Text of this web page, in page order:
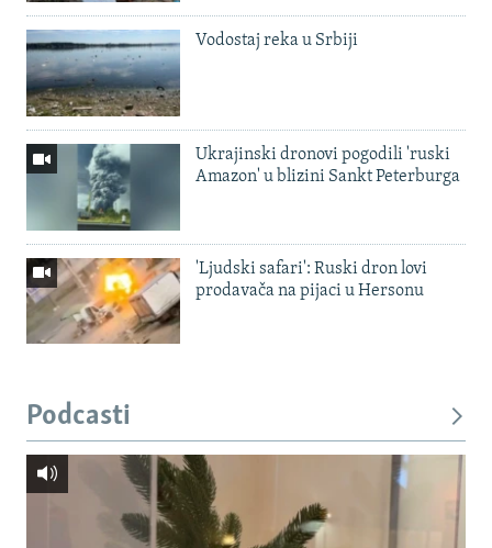
Vodostaj reka u Srbiji
Ukrajinski dronovi pogodili 'ruski
Amazon' u blizini Sankt Peterburga
'Ljudski safari': Ruski dron lovi
prodavača na pijaci u Hersonu
Podcasti